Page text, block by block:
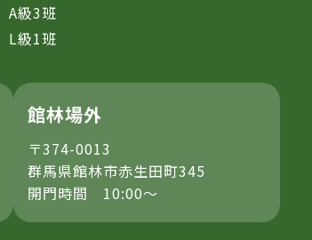
A級3班
L級1班
館林場外
〒374-0013
群馬県館林市赤生田町345
開門時間 10:00～